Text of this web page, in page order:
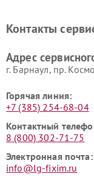
Ремонт
Контакты
Адрес
г. Барнаул, ​пр.
Горячая линия:
+7 (385) 254-68-04
Контактный
8 (800) 302-71-75
Электронная почта:
info@lg-fixim.ru